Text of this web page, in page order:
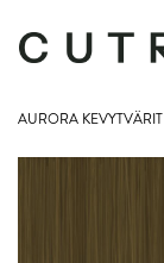
AURORA KEVYTVÄRIT